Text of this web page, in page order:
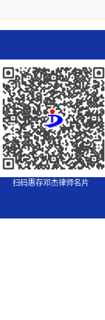
扫码惠存邓杰律师名片